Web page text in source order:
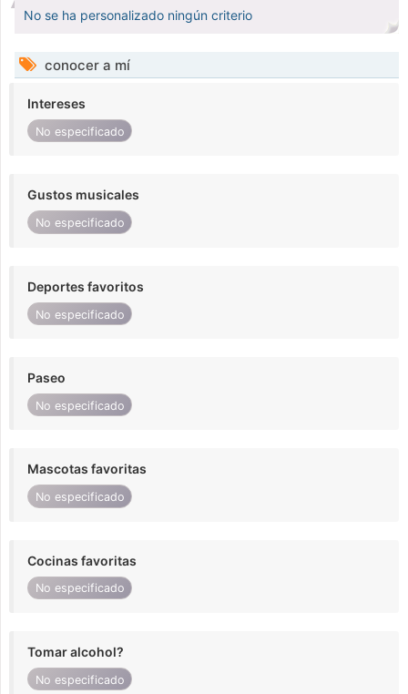
No se ha personalizado ningún criterio
conocer a mí
Intereses
No especificado
Gustos musicales
No especificado
Deportes favoritos
No especificado
Paseo
No especificado
Mascotas favoritas
No especificado
Cocinas favoritas
No especificado
Tomar alcohol?
No especificado